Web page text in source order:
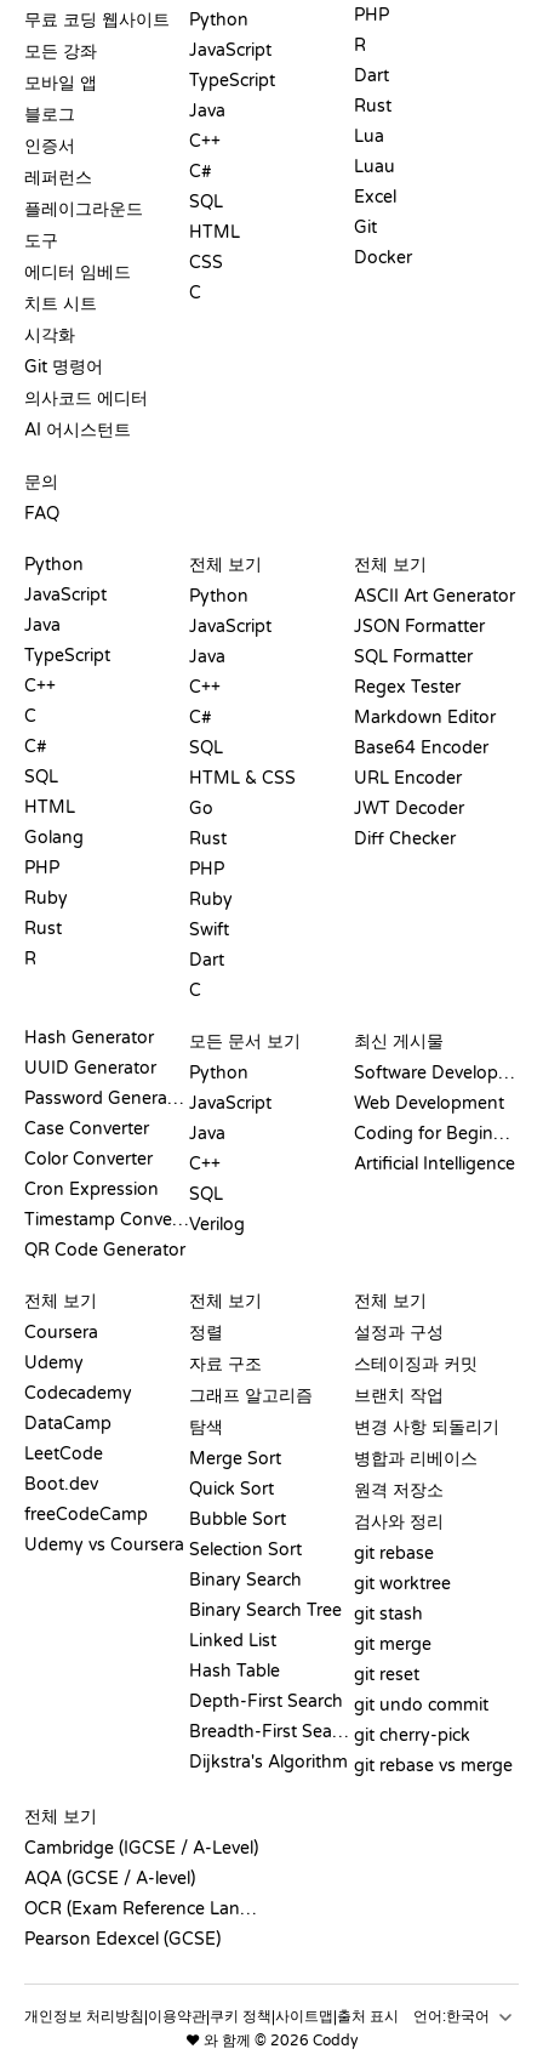
무료 코딩 웹사이트
모든 강좌
모바일 앱
블로그
인증서
레퍼런스
플레이그라운드
도구
에디터 임베드
치트 시트
시각화
Git 명령어
의사코드 에디터
AI 어시스턴트
문의
FAQ
Python
JavaScript
TypeScript
Java
C++
C#
SQL
HTML
CSS
C
PHP
R
Dart
Rust
Lua
Luau
Excel
Git
Docker
Python
JavaScript
Java
TypeScript
C++
C
C#
SQL
HTML
Golang
PHP
Ruby
Rust
R
전체 보기
Python
JavaScript
Java
C++
C#
SQL
HTML & CSS
Go
Rust
PHP
Ruby
Swift
Dart
C
전체 보기
ASCII Art Generator
JSON Formatter
SQL Formatter
Regex Tester
Markdown Editor
Base64 Encoder
URL Encoder
JWT Decoder
Diff Checker
Hash Generator
UUID Generator
Password Generator
Case Converter
Color Converter
Cron Expression
Timestamp Converter
QR Code Generator
모든 문서 보기
Python
JavaScript
Java
C++
SQL
Verilog
최신 게시물
Software Development
Web Development
Coding for Beginners
Artificial Intelligence
전체 보기
Coursera
Udemy
Codecademy
DataCamp
LeetCode
Boot.dev
freeCodeCamp
Udemy vs Coursera
전체 보기
정렬
자료 구조
그래프 알고리즘
탐색
Merge Sort
Quick Sort
Bubble Sort
Selection Sort
Binary Search
Binary Search Tree
Linked List
Hash Table
Depth-First Search
Breadth-First Search
Dijkstra's Algorithm
전체 보기
설정과 구성
스테이징과 커밋
브랜치 작업
변경 사항 되돌리기
병합과 리베이스
원격 저장소
검사와 정리
git rebase
git worktree
git stash
git merge
git reset
git undo commit
git cherry-pick
git rebase vs merge
전체 보기
Cambridge (IGCSE / A-Level)
AQA (GCSE / A-level)
OCR (Exam Reference Language)
Pearson Edexcel (GCSE)
개인정보 처리방침 |이용약관|쿠키 정책|사이트맵|출처 표시
언어:
❤️ 와 함께 © 2026 Coddy